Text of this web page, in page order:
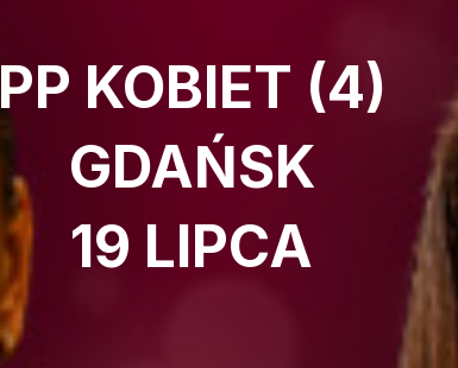
PP KOBIET (4)
GDAŃSK
19 LIPCA